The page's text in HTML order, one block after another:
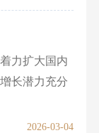
力扩大国内
长潜力充分
2026-03-04